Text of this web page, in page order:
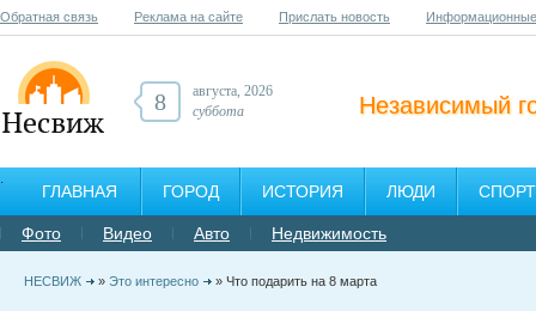
Обратная связь Реклама на сайте Прислать новость
Независимый
8
августа, 2026
суббота
ГЛАВНАЯ ГОРОД ИСТОРИЯ ЛЮДИ СПОРТ
Фото Видео Авто Недвижимость
НЕСВИЖ » Это интересно » Что подарить на 8 марта